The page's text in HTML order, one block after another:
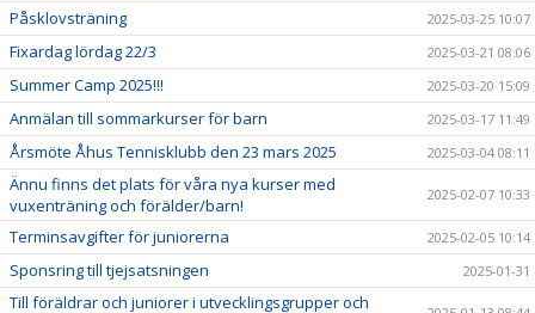
Påsklovsträning 2025-03-25 10:07
Fixardag lördag 22/3 2025-03-21 08:06
Summer Camp 2025!!! 2025-03-20 15:09
Anmälan till sommarkurser för barn 2025-03-17 11:49
Årsmöte Åhus Tennisklubb den 23 mars 2025 2025-03-04 08:11
Ännu finns det plats för våra nya kurser med
vuxenträning och förälder/barn!
2025-02-07 10:33
Terminsavgifter för juniorerna 2025-02-05 10:14
Sponsring till tjejsatsningen 2025-01-31
Till föräldrar och juniorer i utvecklingsgrupper och